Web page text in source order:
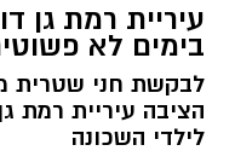
עיריית רמת גן
בימים לא
לבקשת חני שטרית
הציבה עיריית רמת
לילדי השכונה